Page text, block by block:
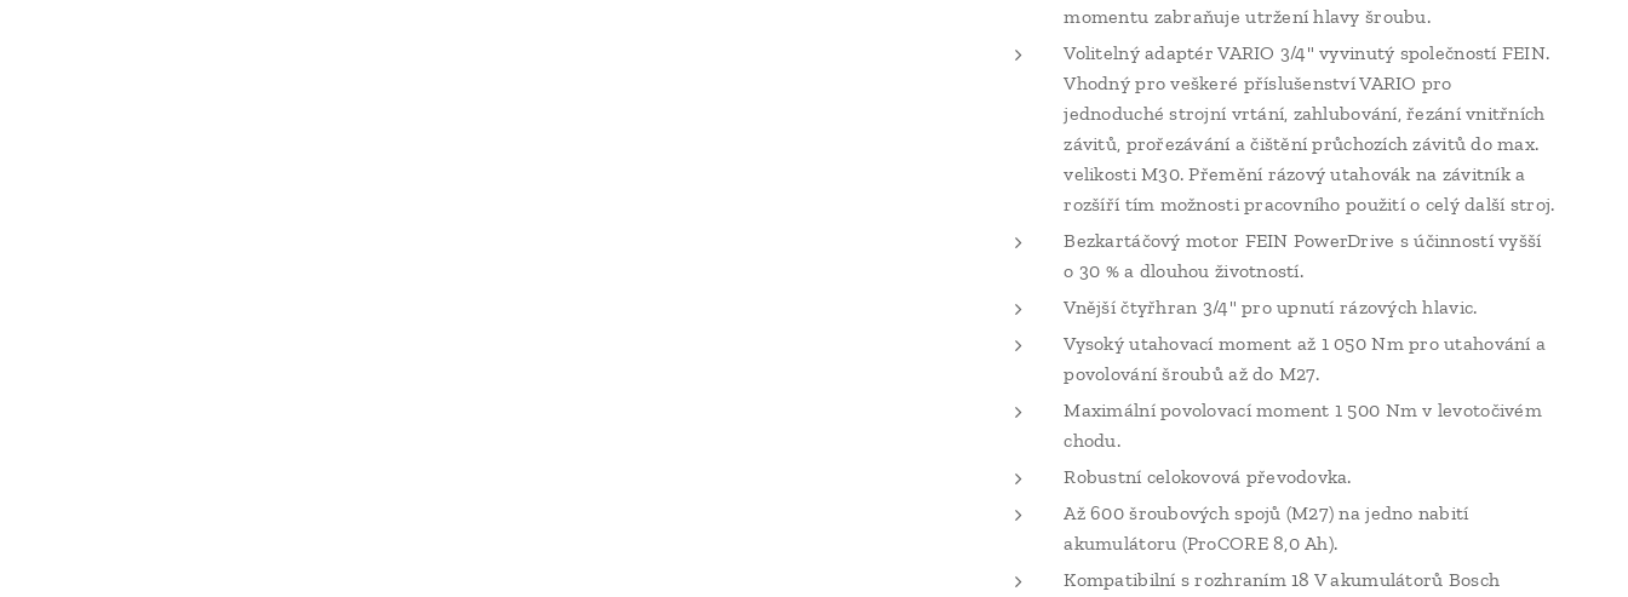
momentu zabraňuje utržení hlavy šroubu.
Volitelný adaptér VARIO 3/4" vyvinutý společností FEIN.
Vhodný pro veškeré příslušenství VARIO pro
jednoduché strojní vrtání, zahlubování, řezání vnitřních
závitů, prořezávání a čištění průchozích závitů do max.
velikosti M30. Přemění rázový utahovák na závitník a
rozšíří tím možnosti pracovního použití o celý další stroj.
Bezkartáčový motor FEIN PowerDrive s účinností vyšší
o 30 % a dlouhou životností.
Vnější čtyřhran 3/4" pro upnutí rázových hlavic.
Vysoký utahovací moment až 1 050 Nm pro utahování a
povolování šroubů až do M27.
Maximální povolovací moment 1 500 Nm v levotočivém
chodu.
Robustní celokovová převodovka.
Až 600 šroubových spojů (M27) na jedno nabití
akumulátoru (ProCORE 8,0 Ah).
Kompatibilní s rozhraním 18 V akumulátorů Bosch